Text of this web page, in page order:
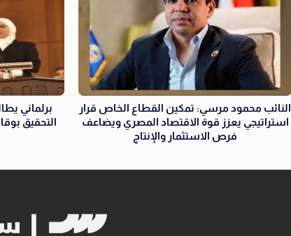
النائب محمود مرسي: تمكين القطاع الخاص قرار
استراتيجي يعزز قوة الاقتصاد المصري ويضاعف
فرص الاستثمار والإنتاج
برلماني
التحقيق